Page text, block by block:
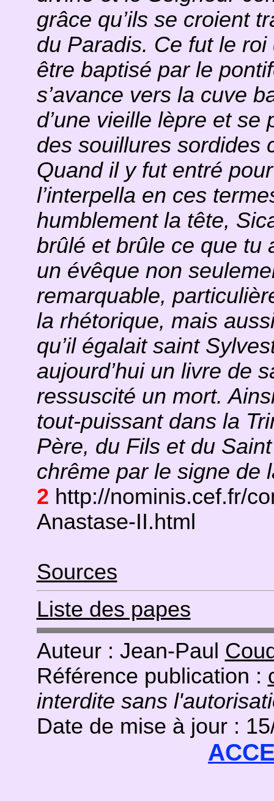
grâce qu’ils se croient
du Paradis. Ce fut le
être baptisé par le
s’avance vers la cuve
d’une vieille lèpre et se
des souillures sordides
Quand il y fut entré
l’interpella en ces
humblement la tête,
brûlé et brûle ce que tu
un évêque non
remarquable,
la rhétorique, mais
qu’il égalait saint
aujourd’hui un livre de
ressuscité un mort.
tout-puissant dans la
Père, du Fils et du
chrême par le signe de
2 http://nominis.cef.fr/
Anastase-II.html
Sources
Liste des papes
Auteur : Jean-Paul
Référence publication :
interdite sans
Date de mise à jour :